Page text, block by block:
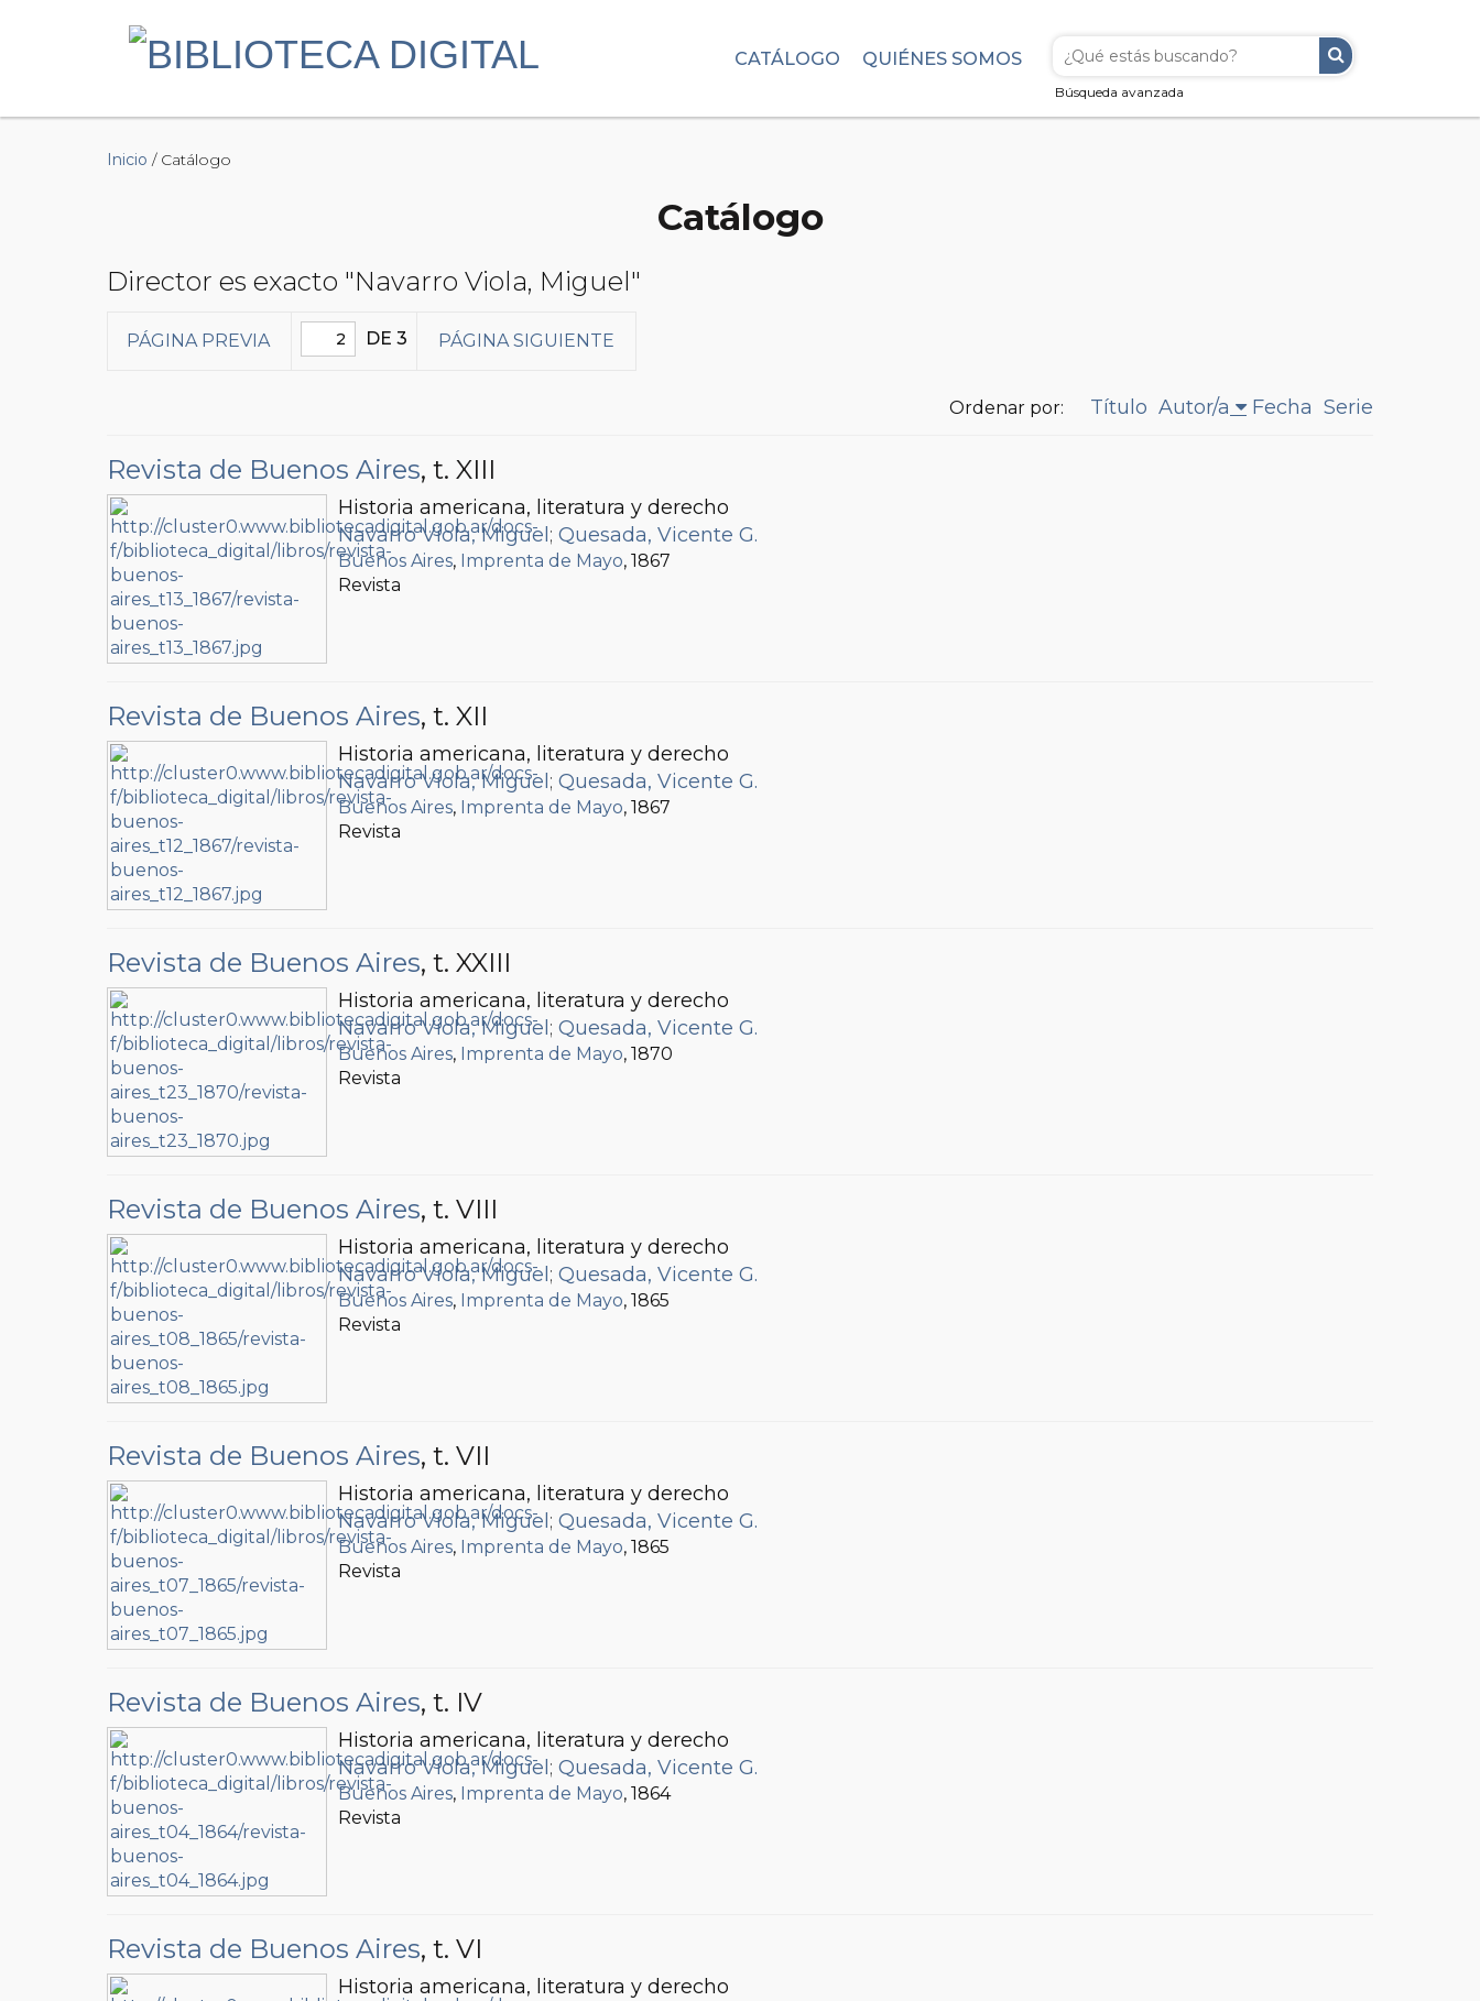
Búsqueda avanzada
CATÁLOGO QUIÉNES SOMOS
Inicio / Catálogo
Catálogo
Director es exacto "Navarro Viola, Miguel"
PÁGINA PREVIA DE 3 PÁGINA SIGUIENTE
Ordenar por: Título Autor/a Fecha Serie
Revista de Buenos Aires, t. XIII
Historia americana, literatura y derecho
Navarro Viola, Miguel ; Quesada, Vicente G.
Buenos Aires, Imprenta de Mayo, 1867
Revista
Revista de Buenos Aires, t. XII
Historia americana, literatura y derecho
Navarro Viola, Miguel ; Quesada, Vicente G.
Buenos Aires, Imprenta de Mayo, 1867
Revista
Revista de Buenos Aires, t. XXIII
Historia americana, literatura y derecho
Navarro Viola, Miguel ; Quesada, Vicente G.
Buenos Aires, Imprenta de Mayo, 1870
Revista
Revista de Buenos Aires, t. VIII
Historia americana, literatura y derecho
Navarro Viola, Miguel ; Quesada, Vicente G.
Buenos Aires, Imprenta de Mayo, 1865
Revista
Revista de Buenos Aires, t. VII
Historia americana, literatura y derecho
Navarro Viola, Miguel ; Quesada, Vicente G.
Buenos Aires, Imprenta de Mayo, 1865
Revista
Revista de Buenos Aires, t. IV
Historia americana, literatura y derecho
Navarro Viola, Miguel ; Quesada, Vicente G.
Buenos Aires, Imprenta de Mayo, 1864
Revista
Revista de Buenos Aires, t. VI
Historia americana, literatura y derecho